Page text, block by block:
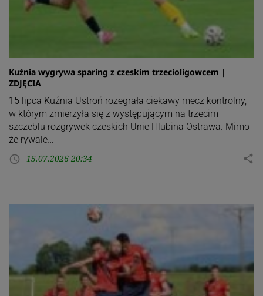
Kuźnia wygrywa sparing z czeskim trzecioligowcem |
ZDJĘCIA
15 lipca Kuźnia Ustroń rozegrała ciekawy mecz kontrolny,
w którym zmierzyła się z występującym na trzecim
szczeblu rozgrywek czeskich Unie Hlubina Ostrawa. Mimo
że rywale…
access_time 15.07.2026 20:34 share